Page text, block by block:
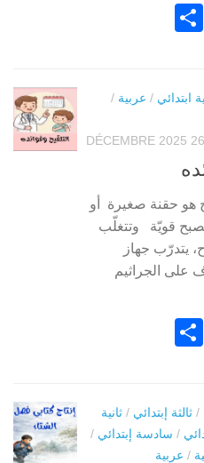
Gmail
ابتدائي / عربية /
26 DÉCEMBRE 2025
هو حقنة صغيرة أو
قويّة وتتغلّب
يتدرّب جهاز
على الجراثيم
Gmail
/ ثالثة إبتدائي / ثانية
/ سادسة إبتدائي /
/ عربية